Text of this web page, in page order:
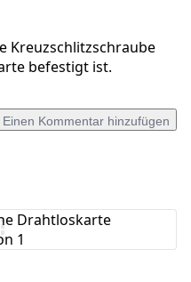
Kreuzschlitzschraube
befestigt ist.
Einen Kommentar hinzufügen